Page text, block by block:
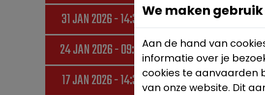
31 JAN 2026 - 14:30 KDC
24 JAN 2026 - 09:00 FC
17 JAN 2026 - 14:30
We maken
Aan de hand van
informatie over je
cookies te aanvaarden
van onze website. Dit